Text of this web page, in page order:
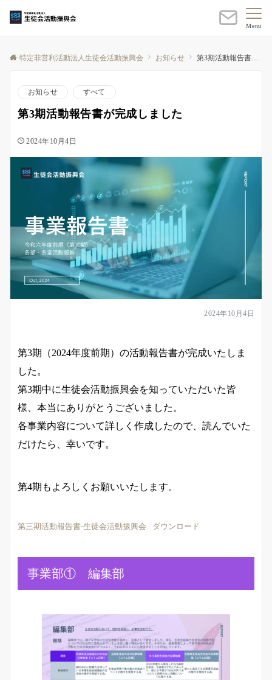
Menu
特定非営利活動法人生徒会活動振興会 お知らせ 第3期活動報告書が完成しました
お知らせ すべて
第3期活動報告書が完成しました
2024年10月4日
2024年10月4日
第3期（2024年度前期）の活動報告書が完成いたしま
した。
第3期中に生徒会活動振興会を知っていただいた皆
様、本当にありがとうございました。
各事業内容について詳しく作成したので、読んでいた
だけたら、幸いです。
第4期もよろしくお願いいたします。
第三期活動報告書-生徒会活動振興会 ダウンロード
事業部① 編集部